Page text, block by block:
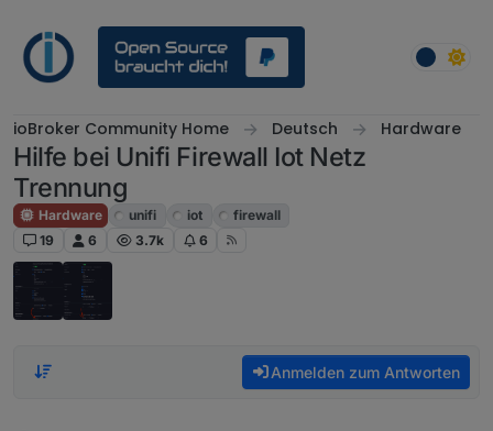
ioBroker Community Home Deutsch Hardware
Hilfe bei Unifi Firewall Iot Netz
Trennung
Hardware unifi iot
firewall
19
6 3.7k 6
Anmelden zum Antworten